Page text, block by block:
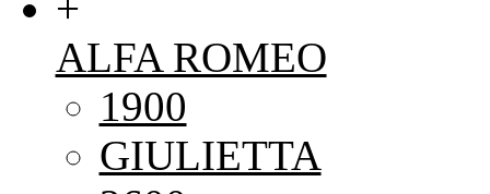
ALFA ROMEO
1900
GIULIETTA